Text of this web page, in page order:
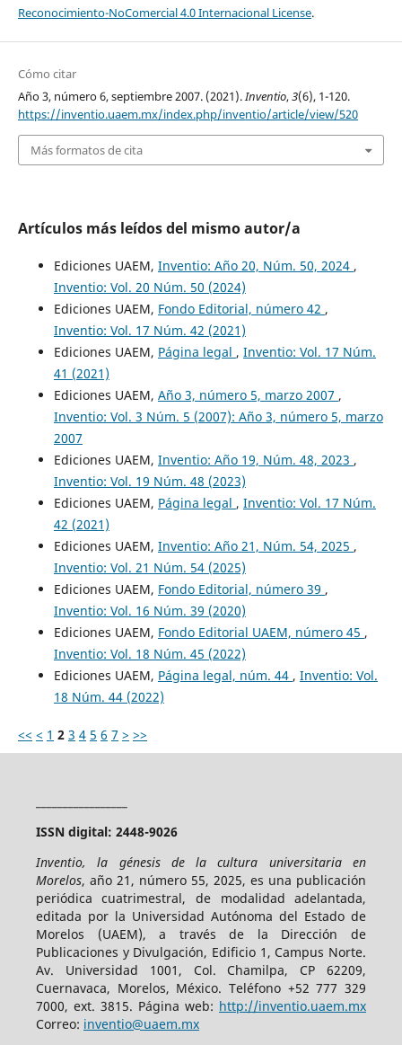
Reconocimiento-NoComercial 4.0 Internacional License.
Cómo citar
Año 3, número 6, septiembre 2007. (2021). Inventio,3(6), 1-120.
https://inventio.uaem.mx/index.php/inventio/article/view/520
Más formatos de cita
Artículos más leídos del mismo autor/a
Ediciones UAEM, Inventio: Año 20, Núm. 50, 2024 ,
Inventio: Vol. 20 Núm. 50 (2024)
Ediciones UAEM, Fondo Editorial, número 42 ,
Inventio: Vol. 17 Núm. 42 (2021)
Ediciones UAEM, Página legal , Inventio: Vol. 17 Núm.
41 (2021)
Ediciones UAEM, Año 3, número 5, marzo 2007 ,
Inventio: Vol. 3 Núm. 5 (2007): Año 3, número 5, marzo
2007
Ediciones UAEM, Inventio: Año 19, Núm. 48, 2023 ,
Inventio: Vol. 19 Núm. 48 (2023)
Ediciones UAEM, Página legal , Inventio: Vol. 17 Núm.
42 (2021)
Ediciones UAEM, Inventio: Año 21, Núm. 54, 2025 ,
Inventio: Vol. 21 Núm. 54 (2025)
Ediciones UAEM, Fondo Editorial, número 39 ,
Inventio: Vol. 16 Núm. 39 (2020)
Ediciones UAEM, Fondo Editorial UAEM, número 45 ,
Inventio: Vol. 18 Núm. 45 (2022)
Ediciones UAEM, Página legal, núm. 44 , Inventio: Vol.
18 Núm. 44 (2022)
<< < 1 2 3 4 5 6 7 > >>
ISSN digital: 2448-9026
Inventio, la génesis de la cultura universitaria en
Morelos, año 21, número 55, 2025, es una publicación
periódica cuatrimestral, de modalidad adelantada,
editada por la Universidad Autónoma del Estado de
Morelos (UAEM), a través de la Dirección de
Publicaciones y Divulgación, Edificio 1, Campus Norte.
Av. Universidad 1001, Col. Chamilpa, CP 62209,
Cuernavaca, Morelos, México. Teléfono +52 777 329
7000, ext. 3815. Página web: http://inventio.uaem.mx
Correo: inventio@uaem.mx